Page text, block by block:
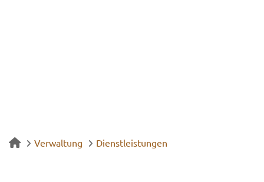
Verwaltung Dienstleistungen